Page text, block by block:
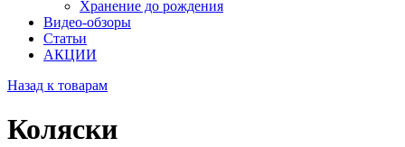
Хранение до рождения
Видео-обзоры
Статьи
АКЦИИ
Назад к товарам
Коляски